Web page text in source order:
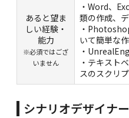
あると望ま
しい経験・
能力
※必須ではござ
いません
・Word、
類の作成、
・
いて簡単な
・
・テキスト
スのスクリ
シナリオデザイナー